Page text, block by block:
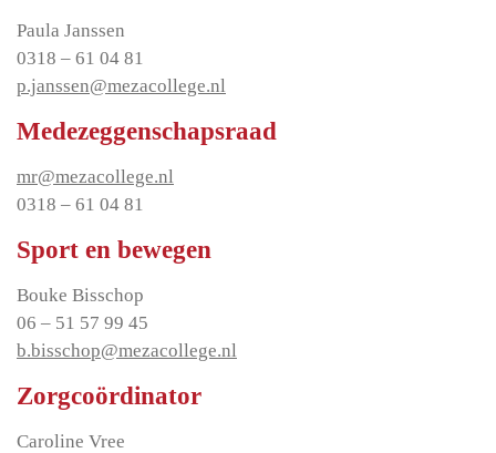
Paula Janssen
0318 – 61 04 81
p.janssen@mezacollege.nl
Medezeggenschapsraad
mr@mezacollege.nl
0318 – 61 04 81
Sport en bewegen
Bouke Bisschop
06 – 51 57 99 45
b.bisschop@mezacollege.nl
Zorgcoördinator
Caroline Vree